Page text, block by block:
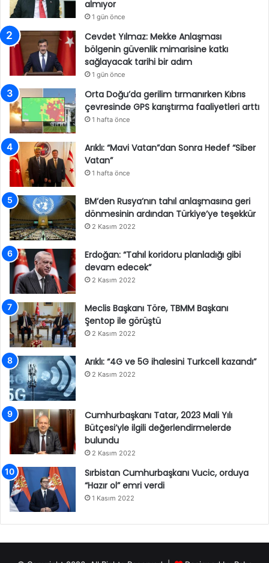
almıyor
1 gün önce
Cevdet Yılmaz: Mekke Anlaşması
bölgenin güvenlik mimarisine katkı
sağlayacak tarihi bir adım
1 gün önce
Orta Doğu’da gerilim tırmanırken Kıbrıs
çevresinde GPS karıştırma faaliyetleri arttı
1 hafta önce
Arıklı: “Mavi Vatan”dan Sonra Hedef “Siber
Vatan”
1 hafta önce
BM’den Rusya’nın tahıl anlaşmasına geri
dönmesinin ardından Türkiye’ye teşekkür
2 Kasım 2022
Erdoğan: “Tahıl koridoru planladığı gibi
devam edecek”
2 Kasım 2022
Meclis Başkanı Töre, TBMM Başkanı
Şentop ile görüştü
2 Kasım 2022
Arıklı: “4G ve 5G ihalesini Turkcell kazandı”
2 Kasım 2022
Cumhurbaşkanı Tatar, 2023 Mali Yılı
Bütçesi’yle ilgili değerlendirmelerde
bulundu
2 Kasım 2022
Sırbistan Cumhurbaşkanı Vucic, orduya
“Hazır ol” emri verdi
1 Kasım 2022